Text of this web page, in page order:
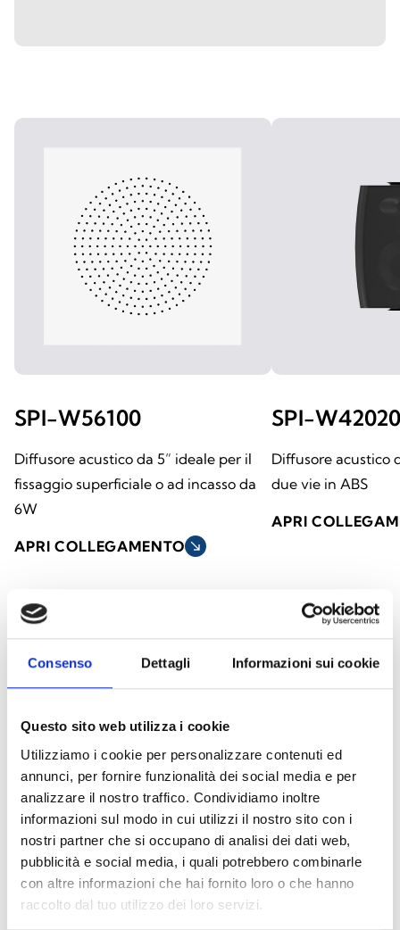
Consenso Dettagli Informazioni sui cookie
Questo sito web utilizza i cookie
Utilizziamo i cookie per personalizzare contenuti ed
annunci, per fornire funzionalità dei social media e per
analizzare il nostro traffico. Condividiamo inoltre
informazioni sul modo in cui utilizzi il nostro sito con i
nostri partner che si occupano di analisi dei dati web,
pubblicità e social media, i quali potrebbero combinarle
con altre informazioni che hai fornito loro o che hanno
raccolto dal tuo utilizzo dei loro servizi.
SPI-W56100
Diffusore acustico da 5” ideale per il
fissaggio superficiale o ad incasso da
6W
APRI COLLEGAMENTO south_east
SPI-
Diffusore acustico
due vie in ABS
APRI
I diffusori sospesi da soffitto sono progettati
per offrire una diffusione sonora uniforme in
ambienti con soffitti alti o spazi ampi. Ideali
per applicazioni in edifici commerciali, aree
industriali, centri sportivi e spazi pubblici,
combinano un design elegante con
prestazioni audio affidabili.